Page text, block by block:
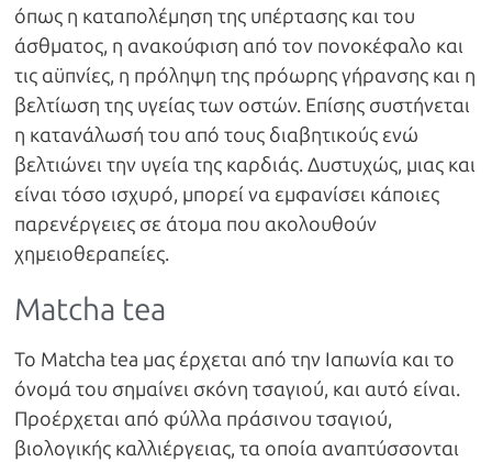
όπως η καταπολέμηση της υπέρτασης και του
άσθματος, η ανακούφιση από τον πονοκέφαλο και
τις αϋπνίες, η πρόληψη της πρόωρης γήρανσης και η
βελτίωση της υγείας των οστών. Επίσης συστήνεται
η κατανάλωσή του από τους διαβητικούς ενώ
βελτιώνει την υγεία της καρδιάς. Δυστυχώς, μιας και
είναι τόσο ισχυρό, μπορεί να εμφανίσει κάποιες
παρενέργειες σε άτομα που ακολουθούν
χημειοθεραπείες.
Matcha tea
Το Matcha tea μας έρχεται από την Ιαπωνία και το
όνομά του σημαίνει σκόνη τσαγιού, και αυτό είναι.
Προέρχεται από φύλλα πράσινου τσαγιού,
βιολογικής καλλιέργειας, τα οποία αναπτύσσονται